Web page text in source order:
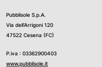
Pubblisole S.p.A.
Via dell’Arrigoni 120
47522 Cesena (FC)
P.iva : 03362900403
www.pubblisole.it